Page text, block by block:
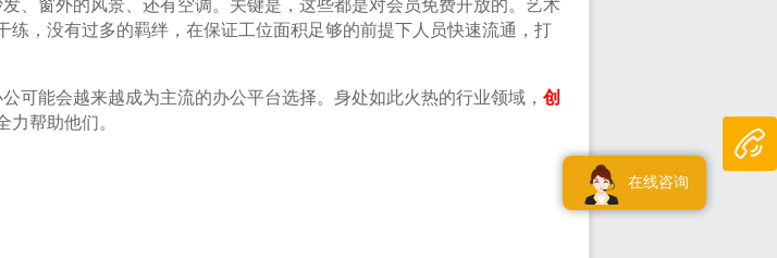
窗外的风景、还有空调。关键是，这些都是对会员免费开放的。艺术
，没有过多的羁绊，在保证工位面积足够的前提下人员快速流通，打
能会越来越成为主流的办公平台选择。身处如此火热的行业领域， 创
帮助他们。
在线咨询